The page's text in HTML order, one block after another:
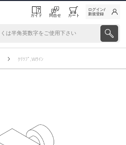
ガイド 問合せ カート
ログイン/
新規登録
ｸﾘﾂﾌﾟ,Wﾗｲﾝ